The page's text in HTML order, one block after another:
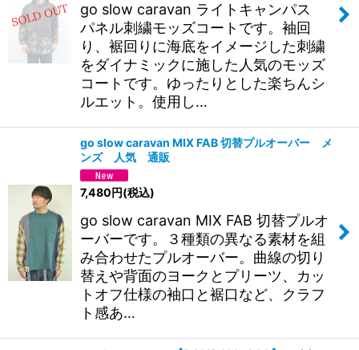
go slow caravan ライトキャンパス
パネル刺繍モッズコートです。袖回
り、裾回りに海底をイメージした刺繍
をダイナミックに施した人気のモッズ
コートです。ゆったりとした楽ちんシ
ルエット。使用し…
go slow caravan MIX FAB 切替プルオーバー メ
ンズ 人気 通販
7,480円(税込)
go slow caravan MIX FAB 切替プルオ
ーバーです。３種類の異なる素材を組
み合わせたプルオーバー。曲線の切り
替えや背面のヨークとプリーツ、カッ
トオフ仕様の袖口と裾口など、クラフ
ト感あ…